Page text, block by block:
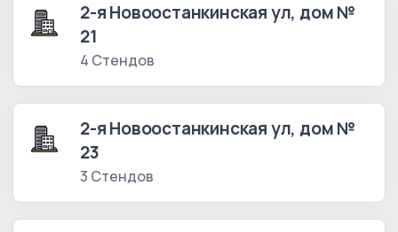
2-я Новоостанкинская ул, дом №
21
4 Стендов
2-я Новоостанкинская ул, дом №
23
3 Стендов